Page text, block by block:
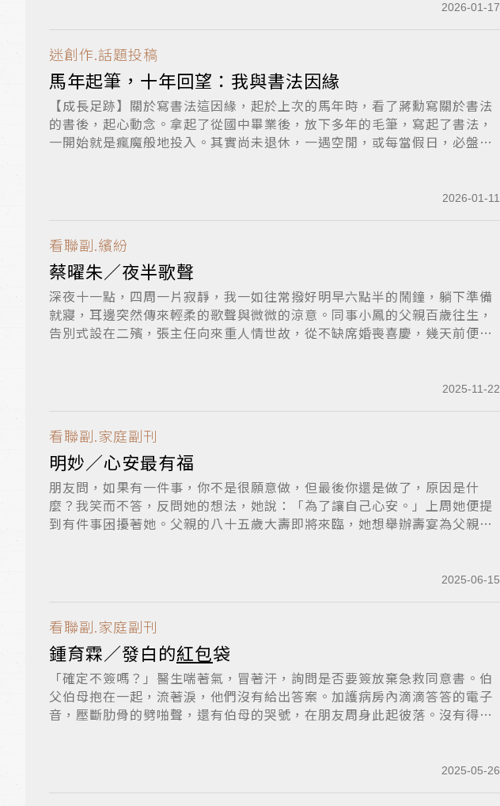
2026-01-17
迷創作.話題投稿
馬年起筆，十年回望：我與書法因緣
【成長足跡】關於寫書法這因緣，起於上次的馬年時，看了蔣勳寫關於書法
的書後，起心動念。拿起了從國中畢業後，放下多年的毛筆，寫起了書法，
一開始就是瘋魔般地投入。其實尚未退休，一遇空閒，或每當假日，必盤
2026-01-11
看聯副.繽紛
蔡曜朱／夜半歌聲
深夜十一點，四周一片寂靜，我一如往常撥好明早六點半的鬧鐘，躺下準備
就寢，耳邊突然傳來輕柔的歌聲與微微的涼意。同事小鳳的父親百歲往生，
告別式設在二殯，張主任向來重人情世故，從不缺席婚喪喜慶，幾天前便
2025-11-22
看聯副.家庭副刊
明妙／心安最有福
朋友問，如果有一件事，你不是很願意做，但最後你還是做了，原因是什
麼？我笑而不答，反問她的想法，她說：「為了讓自己心安。」上周她便提
到有件事困擾著她。父親的八十五歲大壽即將來臨，她想舉辦壽宴為父親慶
2025-06-15
看聯副.家庭副刊
鍾育霖／發白的紅包袋
「確定不簽嗎？」醫生喘著氣，冒著汗，詢問是否要簽放棄急救同意書。伯
父伯母抱在一起，流著淚，他們沒有給出答案。加護病房內滴滴答答的電子
音，壓斷肋骨的劈啪聲，還有伯母的哭號，在朋友周身此起彼落。沒有得
2025-05-26